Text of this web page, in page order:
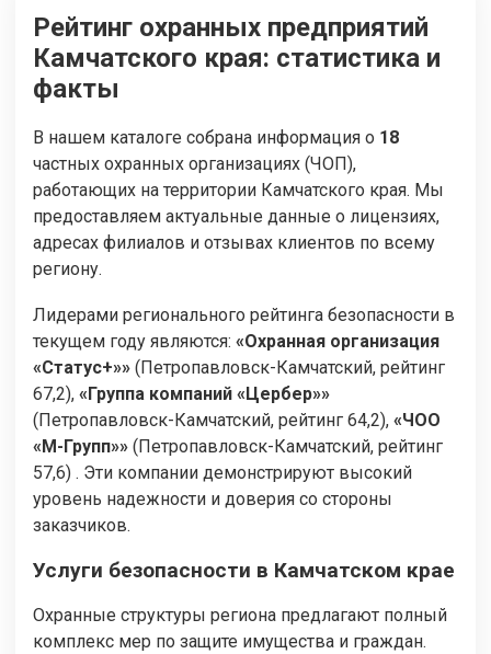
Рейтинг охранных предприятий
Камчатского края: статистика и
факты
В нашем каталоге собрана информация о 18
частных охранных организациях (ЧОП),
работающих на территории Камчатского края. Мы
предоставляем актуальные данные о лицензиях,
адресах филиалов и отзывах клиентов по всему
региону.
Лидерами регионального рейтинга безопасности в
текущем году являются: «Охранная организация
«Статус+»» (Петропавловск-Камчатский, рейтинг
67,2), «Группа компаний «Цербер»»
(Петропавловск-Камчатский, рейтинг 64,2), «ЧОО
«М-Групп»» (Петропавловск-Камчатский, рейтинг
57,6) . Эти компании демонстрируют высокий
уровень надежности и доверия со стороны
заказчиков.
Услуги безопасности в Камчатском крае
Охранные структуры региона предлагают полный
комплекс мер по защите имущества и граждан.